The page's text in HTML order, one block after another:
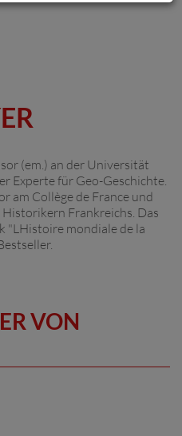
(em.) an der Universität
Experte für Geo-Geschichte.
am Collège de France und
Frankreichs. Das
"LHistoire mondiale de la
VON